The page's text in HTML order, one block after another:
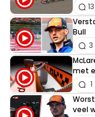
13
Bull
3
met
1
veel